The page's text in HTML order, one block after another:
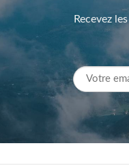
Recevez